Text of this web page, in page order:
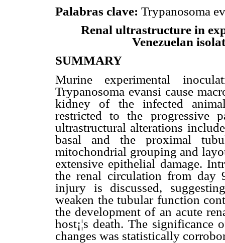
Palabras clave: Trypanosoma
Renal ultrastructure in
Venezuelan
SUMMARY
Murine experimental
Trypanosoma evansi cause
kidney of the infected
restricted to the progressive
ultrastructural alterations
basal and the proximal
mitochondrial grouping and
extensive epithelial damage.
the renal circulation from day
injury is discussed,
weaken the tubular function
the development of an acute
host¡¦s death. The significance
changes was statistically